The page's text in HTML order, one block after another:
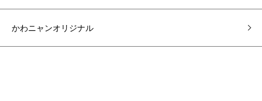
かわニャンオリジナル